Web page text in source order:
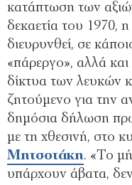
κατάπτωση των
δεκαετία του 1970,
διευρυνθεί, σε
«πάρεργο», αλλά
δίκτυα των λευκών
ζητούμενο για την
δημόσια δήλωση
με τη χθεσινή, στο
Μητσοτάκη. «Το
υπάρχουν άβατα, δεν